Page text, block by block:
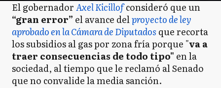
El gobernadorAxel Kicillofconsideró que un
“gran error” el avance delproyecto de ley
aprobado en la Cámara de Diputados que recorta
los subsidios al gas por zona fría porque "va a
traer consecuencias de todo tipo" en la
sociedad, al tiempo que le reclamó al Senado
que no convalide la media sanción.